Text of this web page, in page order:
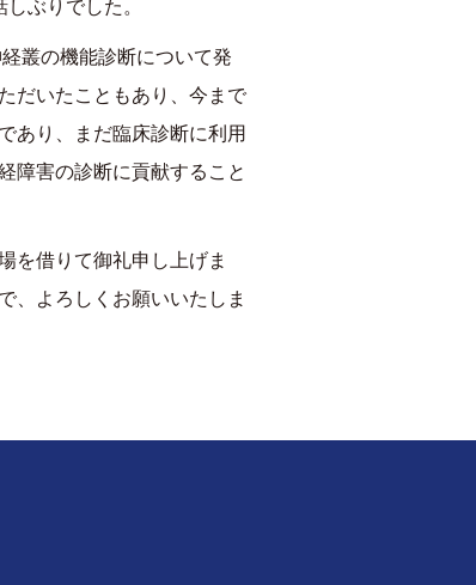
ぶりでした。
叢の機能診断について発
だいたこともあり、今まで
あり、まだ臨床診断に利用
障害の診断に貢献すること
を借りて御礼申し上げま
、よろしくお願いいたしま